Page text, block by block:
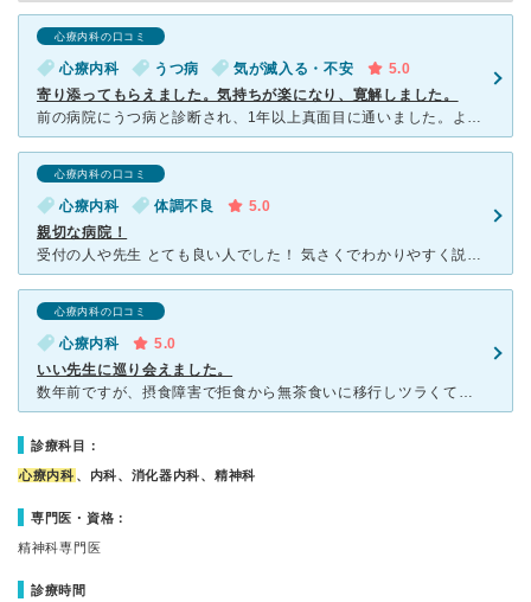
心療内科の口コミ
心療内科 うつ病 気が滅入る・不安
5.0
寄り添ってもらえました。気持ちが楽になり、寛解しました。
前の病院にうつ病と診断され、1年以上真面目に通いました。よくならないので、数ヶ月空けて来院すると一方的に怒られ、他に行くように言われて、かなり苦しくなり症状が悪化しました。そんな時に受診しました。
心療内科の口コミ
心療内科 体調不良
5.0
親切な病院！
受付の人や先生 とても良い人でした！ 気さくでわかりやすく説明し 人の目をしっかりみて ちゃんと向き合って聞いてくれて 話しやすい先生でした！ 患者の事をよく考えて話、 とても良い病院だ
心療内科の口コミ
心療内科
5.0
いい先生に巡り会えました。
数年前ですが、摂食障害で拒食から無茶食いに移行しツラくて駅前の病院から紹介を受け受診しました。 担当してくださった先生はとても大らかで、いつでもしっかり話しを聞いてくださいました。 母もこの先生な
診療科目：
心療内科 、内科、消化器内科、精神科
専門医・資格：
精神科専門医
診療時間